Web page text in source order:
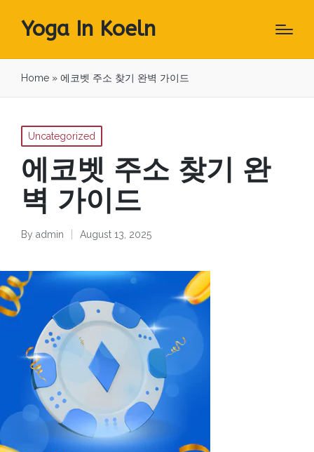
Yoga In Koeln
Home » 에코벳 주소 찾기 완벽 가이드
Posted
in
Uncategorized
에코벳 주소 찾기 완
벽 가이드
Posted
By admin August 13, 2025